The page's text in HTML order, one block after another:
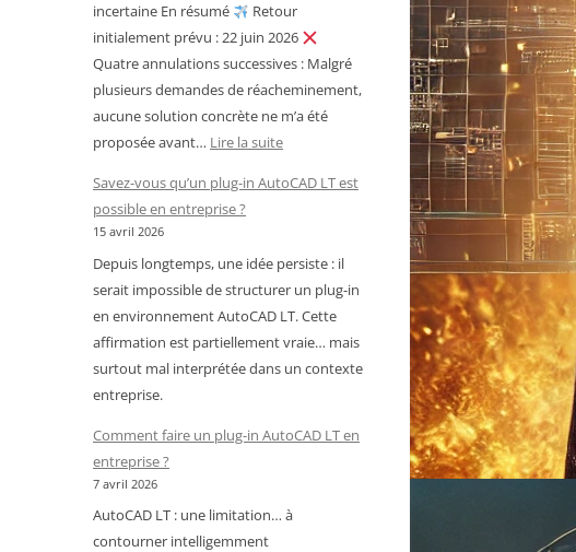
incertaine En résumé
Retour
initialement prévu : 22 juin 2026
Quatre annulations successives : Malgré
plusieurs demandes de réacheminement,
aucune solution concrète ne m’a été
proposée avant… Lire la suite:
Air
Cameroun
:
chronique
d’une
liaison
incertaine
Savez-vous qu’un plug-in AutoCAD LT est
possible en entreprise ?
15 avril 2026
Depuis longtemps, une idée persiste : il
serait impossible de structurer un plug-in
en environnement AutoCAD LT. Cette
affirmation est partiellement vraie… mais
surtout mal interprétée dans un contexte
entreprise.
Comment faire un plug-in AutoCAD LT en
entreprise ?
7 avril 2026
AutoCAD LT : une limitation… à
contourner intelligemment